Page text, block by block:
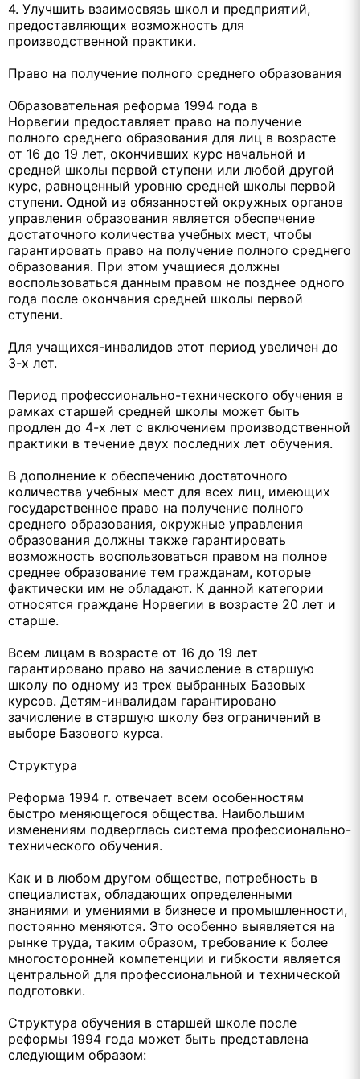
4. Улучшить взаимосвязь школ и предприятий,
предоставляющих возможность для
производственной практики.
Право на получение полного среднего образования
Образовательная реформа 1994 года в
Норвегии предоставляет право на получение
полного среднего образования для лиц в возрасте
от 16 до 19 лет, окончивших курс начальной и
средней школы первой ступени или любой другой
курс, равноценный уровню средней школы первой
ступени. Одной из обязанностей окружных органов
управления образования является обеспечение
достаточного количества учебных мест, чтобы
гарантировать право на получение полного среднего
образования. При этом учащиеся должны
воспользоваться данным правом не позднее одного
года после окончания средней школы первой
ступени.
Для учащихся-инвалидов этот период увеличен до
3-х лет.
Период профессионально-технического обучения в
рамках старшей средней школы может быть
продлен до 4-х лет с включением производственной
практики в течение двух последних лет обучения.
В дополнение к обеспечению достаточного
количества учебных мест для всех лиц, имеющих
государственное право на получение полного
среднего образования, окружные управления
образования должны также гарантировать
возможность воспользоваться правом на полное
среднее образование тем гражданам, которые
фактически им не обладают. К данной категории
относятся граждане Норвегии в возрасте 20 лет и
старше.
Всем лицам в возрасте от 16 до 19 лет
гарантировано право на зачисление в старшую
школу по одному из трех выбранных Базовых
курсов. Детям-инвалидам гарантировано
зачисление в старшую школу без ограничений в
выборе Базового курса.
Структура
Реформа 1994 г. отвечает всем особенностям
быстро меняющегося общества. Наибольшим
изменениям подверглась система профессионально-
технического обучения.
Как и в любом другом обществе, потребность в
специалистах, обладающих определенными
знаниями и умениями в бизнесе и промышленности,
постоянно меняются. Это особенно выявляется на
рынке труда, таким образом, требование к более
многосторонней компетенции и гибкости является
центральной для профессиональной и технической
подготовки.
Структура обучения в старшей школе после
реформы 1994 года может быть представлена
следующим образом: